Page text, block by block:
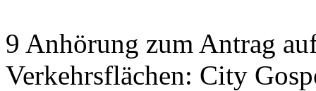
9 Anhörung zum Antrag
Verkehrsflächen: City